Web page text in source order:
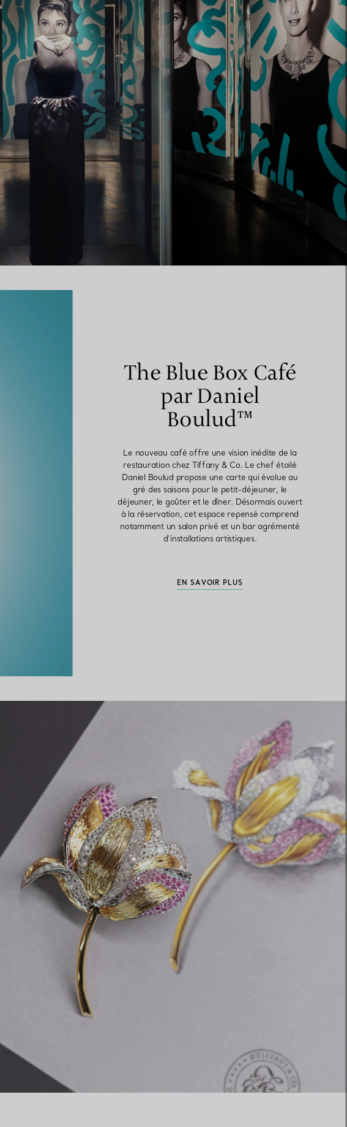
The Blue Box Café
par Daniel
Boulud™
Le nouveau café offre une vision inédite de la
restauration chez Tiffany & Co. Le chef étoilé
Daniel Boulud propose une carte qui évolue au
gré des saisons pour le petit-déjeuner, le
déjeuner, le goûter et le dîner. Désormais ouvert
à la réservation, cet espace repensé comprend
notamment un salon privé et un bar agrémenté
d’installations artistiques.
EN SAVOIR PLUS